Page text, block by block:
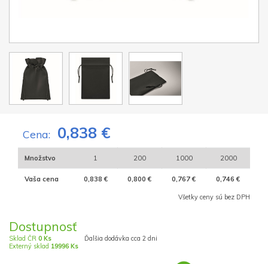
Cena: 0,838 €
Množstvo 1 200 1000 2000
Vaša cena 0,838 € 0,800 € 0,767 € 0,746 €
Všetky ceny sú bez DPH
Dostupnosť
Sklad ČR 0 Ks
Externý sklad 19996 Ks
Ďalšia dodávka cca 2 dni